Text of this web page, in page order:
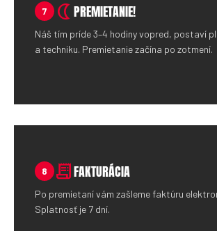
7 nightlightPREMIETANIE!
Náš tím príde 3–4 hodiny vopred, postaví
a techniku. Premietanie začína po zotmení.
8 receipt_longFAKTURÁCIA
Po premietaní vám zašleme faktúru
Splatnosť je 7 dní.